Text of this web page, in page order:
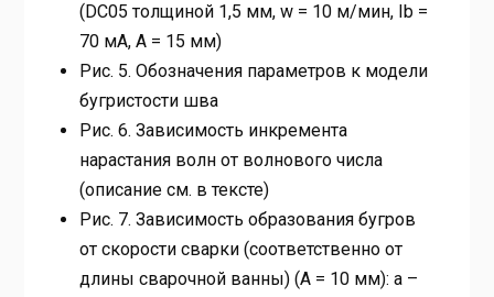
(DC05 толщиной 1,5 мм, ѵw = 10 м/мин, Іb =
70 мА, А = 15 мм)
Рис. 5. Обозначения параметров к модели
бугристости шва
Рис. 6. Зависимость инкремента
нарастания волн от волнового числа
(описание см. в тексте)
Рис. 7. Зависимость образования бугров
от скорости сварки (соответственно от
длины сварочной ванны) (А = 10 мм): а –